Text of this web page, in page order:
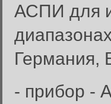
АСПИ для
Германия,
- прибор -